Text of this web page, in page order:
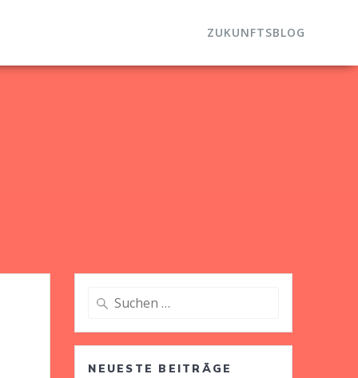
ZUKUNFTSBLOG
Suche
nach:
NEUESTE BEITRÄGE